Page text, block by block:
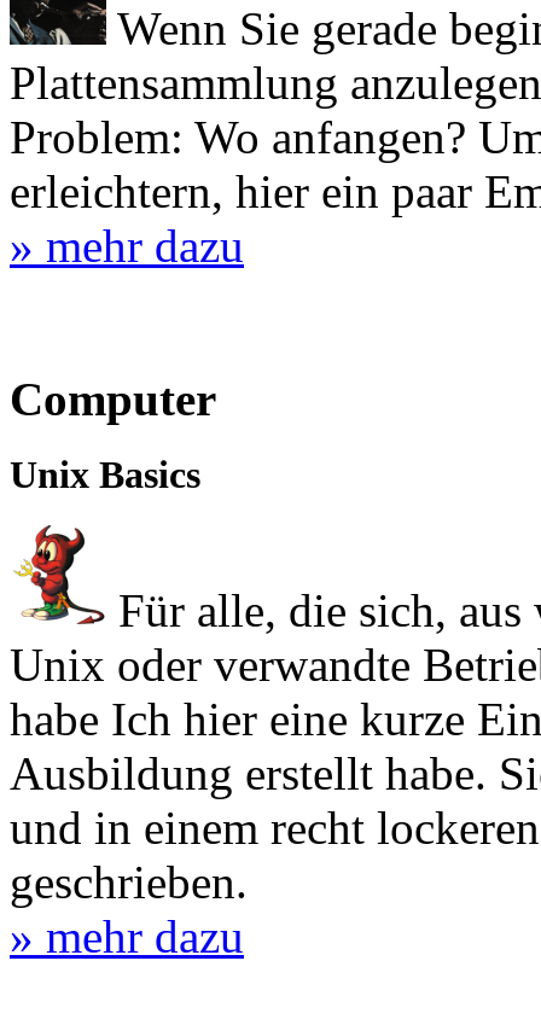
Wenn Sie gerade
Plattensammlung
Problem: Wo anfangen?
erleichtern, hier ein paar
» mehr dazu
Computer
Unix Basics
Für alle, die sich,
Unix oder verwandte
habe Ich hier eine kurze
Ausbildung erstellt habe.
und in einem recht
geschrieben.
» mehr dazu